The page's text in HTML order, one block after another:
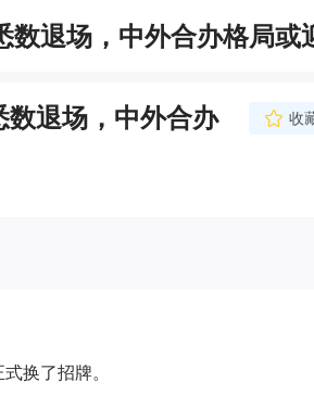
退场，中外合办格局或
退场，中外合办
收
换了招牌。